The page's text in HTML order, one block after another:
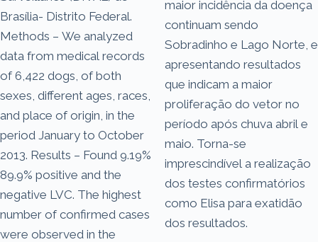
Brasília- Distrito Federal.
Methods – We analyzed
data from medical records
of 6,422 dogs, of both
sexes, different ages, races,
and place of origin, in the
period January to October
2013. Results – Found 9.19%
89.9% positive and the
negative LVC. The highest
number of confirmed cases
were observed in the
maior incidência da doença
continuam sendo
Sobradinho e Lago Norte, e
apresentando resultados
que indicam a maior
proliferação do vetor no
período após chuva abril e
maio. Torna-se
imprescindível a realização
dos testes confirmatórios
como Elisa para exatidão
dos resultados.